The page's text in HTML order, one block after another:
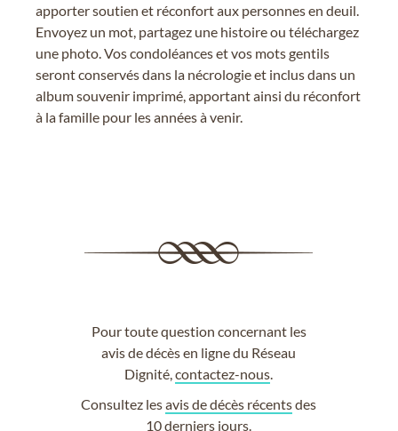
apporter soutien et réconfort aux personnes en deuil.
Envoyez un mot, partagez une histoire ou téléchargez
une photo. Vos condoléances et vos mots gentils
seront conservés dans la nécrologie et inclus dans un
album souvenir imprimé, apportant ainsi du réconfort
à la famille pour les années à venir.
Pour toute question concernant les
avis de décès en ligne du Réseau
Dignité,contactez-nous
Consultez lesavis de décès récentsdes
10 derniers jours.